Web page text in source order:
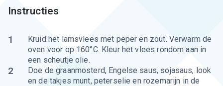
Instructies
1
Kruid het lamsvlees met peper en zout. Verwarm de
oven voor op 160°C. Kleur het vlees rondom aan in
een scheutje olie.
2
Doe de graanmosterd, Engelse saus, sojasaus, look
en de takjes munt, peterselie en rozemarijn in de